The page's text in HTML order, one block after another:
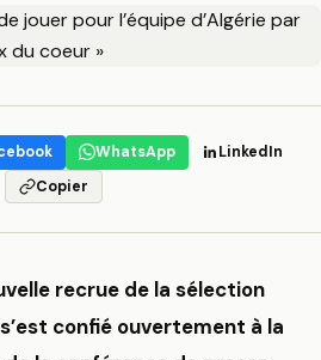
WhatsApp
LinkedIn
Copier
recrue de la sélection
confié ouvertement à la